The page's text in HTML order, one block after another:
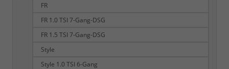
FR
FR 1.0 TSI 7-Gang-DSG
FR 1.5 TSI 7-Gang-DSG
Style
Style 1.0 TSI 6-Gang